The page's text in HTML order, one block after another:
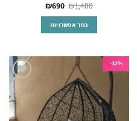
₪1,400
₪690
בחר אפשרויות
מספר
סוגים.
ניתן
לבחור
32%-
המשאלות